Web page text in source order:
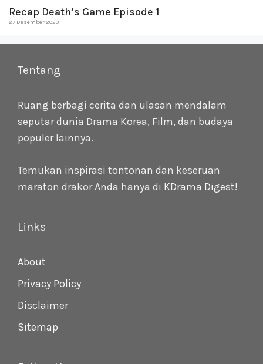
Recap Death’s Game Episode 1
27 Desember 2023
Tentang
Ruang berbagi cerita dan ulasan mendalam
seputar dunia Drama Korea, Film, dan budaya
populer lainnya.
Temukan inspirasi tontonan dan keseruan
maraton drakor Anda hanya di KDrama Digest!
Links
About
Privacy Policy
Disclaimer
Sitemap